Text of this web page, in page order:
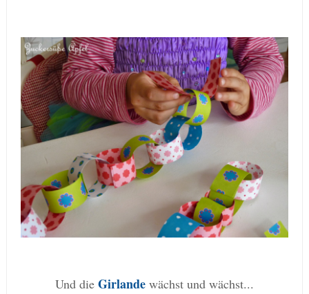
Und die Girlande wächst und wächst...